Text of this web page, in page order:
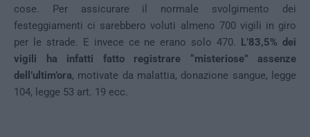
cose. Per assicurare il normale svolgimento dei
festeggiamenti ci sarebbero voluti almeno 700 vigili in giro
per le strade. E invece ce ne erano solo 470.
L’83,5% dei
vigili ha infatti fatto registrare “misteriose” assenze
dell’ultim’ora, motivate da malattia, donazione sangue, legge
104, legge 53 art. 19 ecc.